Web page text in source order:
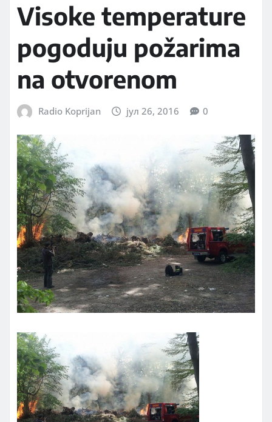
Visoke temperature
pogoduju požarima
na otvorenom
Radio Koprijan јул 26, 2016 0